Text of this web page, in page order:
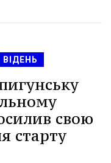
ВІДЕНЬ
свою
старту